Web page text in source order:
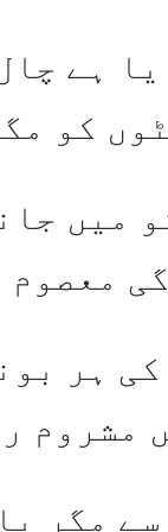
ہے
کو
میں
معصوم
ہر
مشروم
مگر